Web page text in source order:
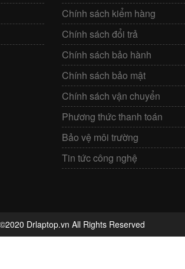
Chính sách kiểm hàng
Chính sách đổi trả
Chính sách bảo hành
Chính sách bảo mật
Chính sách vận chuyển
Phương thức thanh toán
Bảo vệ môi trường
Tin tức công nghệ
Drlaptop.vn All Rights Reserved